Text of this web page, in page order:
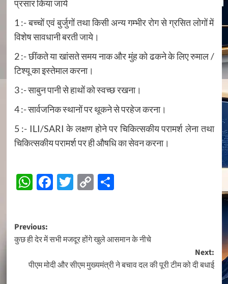
प्रसार किया जाये
1 :- बच्चों एवं बुर्जुगों तथा किसी अन्य गम्भीर रोग से ग्रसित लोगों में
विशेष सावधानी बरती जाये।
2 :- छींकते या खांसते समय नाक और मुंह को ढकने के लिए रुमाल /
टिश्यू का इस्तेमाल करना।
3 :- साबुन पानी से हाथों को स्वच्छ रखना।
4 :- सार्वजनिक स्थानों पर थूकने से परहेज करना।
5 :- ILI/SARI के लक्षण होने पर चिकित्सकीय परामर्श लेना तथा
चिकित्सकीय परामर्श पर ही औषधि का सेवन करना।
Continue
Reading
WhatsApp
Facebook
Twitter
CopyShare
Post
navigation
Previous:
कुछ ही देर में सभी मजदूर होंगे खुले आसमान के नीचे
Next:
पीएम मोदी और सीएम मुख्यमंत्री ने बचाव दल की पूरी टीम को दी बधाई